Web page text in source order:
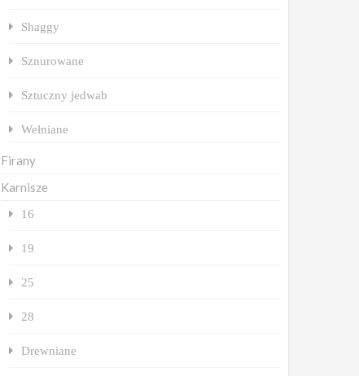
Shaggy
Sznurowane
Sztuczny jedwab
Wełniane
Firany
Karnisze
16
19
25
28
Drewniane